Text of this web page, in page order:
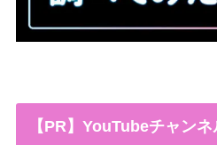
【PR】YouTubeチャンネ